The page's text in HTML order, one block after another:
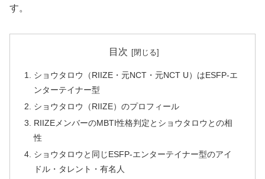
す。
目次
ショウタロウ（RIIZE・元NCT・元NCT U）はESFP-エ
ンターテイナー型
ショウタロウ（RIIZE）のプロフィール
RIIZEメンバーのMBTI性格判定とショウタロウとの相
性
ショウタロウと同じESFP-エンターテイナー型のアイ
ドル・タレント・有名人